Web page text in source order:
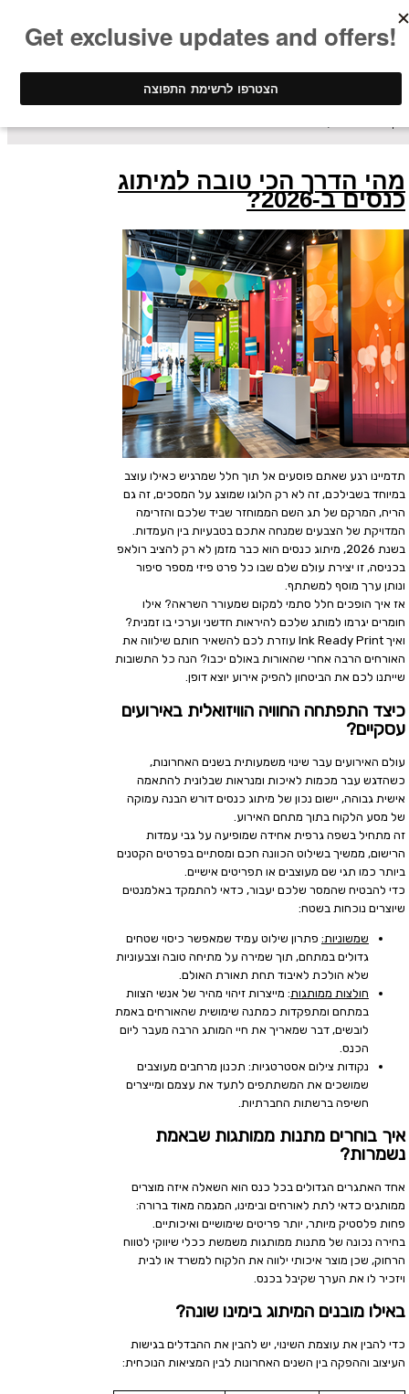
מהי הדרך הכי טובה למיתוג
כנסים ב-2026?
תדמיינו רגע שאתם פוסעים אל תוך חלל שמרגיש כאילו עוצב
במיוחד בשבילכם, זה לא רק הלוגו שמוצג על המסכים, זה גם
הריח, המרקם של תג השם הממוחזר שביד שלכם והזרימה
המדויקת של הצבעים שמנחה אתכם בטבעיות בין העמדות.
בשנת 2026, מיתוג כנסים הוא כבר מזמן לא רק להציב רולאפ
בכניסה, זו יצירת עולם שלם שבו כל פרט פיזי מספר סיפור
ונותן ערך מוסף למשתתף.
אז איך הופכים חלל סתמי למקום שמעורר השראה? אילו
חומרים יגרמו למותג שלכם להיראות חדשני וערכי בו זמנית?
ואיך Ink Ready Print עוזרת לכם להשאיר חותם שילווה את
האורחים הרבה אחרי שהאורות באולם יכבו? הנה כל התשובות
שייתנו לכם את הביטחון להפיק אירוע יוצא דופן.
כיצד התפתחה החוויה הוויזואלית באירועים
עסקיים?
עולם האירועים עבר שינוי משמעותית בשנים האחרונות,
כשהדגש עבר מכמות לאיכות ומנראות שבלונית להתאמה
אישית גבוהה, יישום נכון של מיתוג כנסים דורש הבנה עמוקה
של מסע הלקוח בתוך מתחם האירוע.
זה מתחיל בשפה גרפית אחידה שמופיעה על גבי עמדות
הרישום, ממשיך בשילוט הכוונה חכם ומסתיים בפרטים הקטנים
ביותר כמו תגי שם מעוצבים או תפריטים אישיים.
כדי להבטיח שהמסר שלכם יעבור, כדאי להתמקד באלמנטים
שיוצרים נוכחות בשטח:
שמשוניות: פתרון שילוט עמיד שמאפשר כיסוי שטחים
גדולים במתחם, תוך שמירה על מתיחה טובה וצבעוניות
שלא הולכת לאיבוד תחת תאורת האולם.
חולצות ממותגות: מייצרות זיהוי מהיר של אנשי הצוות
במתחם ומתפקדות כמתנה שימושית שהאורחים באמת
לובשים, דבר שמאריך את חיי המותג הרבה מעבר ליום
הכנס.
נקודות צילום אסטרטגיות: תכנון מרחבים מעוצבים
שמושכים את המשתתפים לתעד את עצמם ומייצרים
חשיפה ברשתות החברתיות.
איך בוחרים מתנות ממותגות שבאמת
נשמרות?
אחד האתגרים הגדולים בכל כנס הוא השאלה איזה מוצרים
ממותגים כדאי לתת לאורחים ובימינו, המגמה מאוד ברורה:
פחות פלסטיק מיותר, יותר פריטים שימושיים ואיכותיים.
בחירה נכונה של מתנות ממותגות משמשת ככלי שיווקי לטווח
הרחוק, שכן מוצר איכותי ילווה את הלקוח למשרד או לבית
ויזכיר לו את הערך שקיבל בכנס.
באילו מובנים המיתוג בימינו שונה?
כדי להבין את עוצמת השינוי, יש להבין את ההבדלים בגישות
העיצוב וההפקה בין השנים האחרונות לבין המציאות הנוכחית: